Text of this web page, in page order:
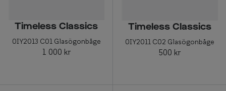
Timeless Classics
0IY2013 C01 Glasögonbåge
1 000 kr
Timeless Classics
0IY2011 C02 Glasögonbåge
500 kr